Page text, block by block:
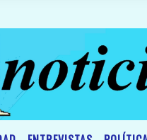
Jueves 6 de Agosto de 2026